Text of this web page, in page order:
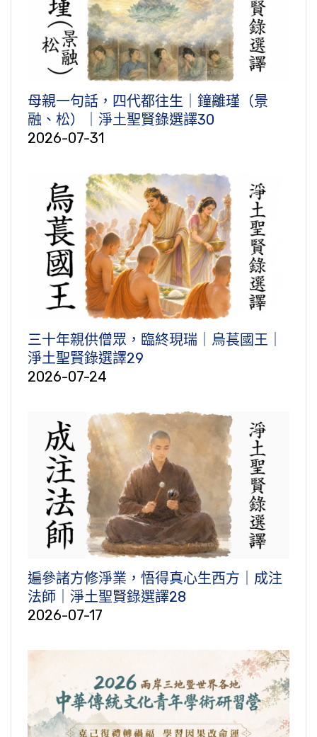
母親一句話，四代都往生｜鐘離瑾（景
融、松）｜淨土聖賢錄選譯30
2026-07-31
三十年親供僧眾，臨終現瑞｜烏萇國王｜
淨土聖賢錄選譯29
2026-07-24
遍參諸方修淨業，悟得真心生西方｜成注
法師｜淨土聖賢錄選譯28
2026-07-17